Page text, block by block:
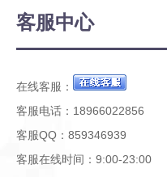
客服中心
在线客服：
客服电话：18966022856
客服QQ：859346939
客服在线时间：9:00-23:00